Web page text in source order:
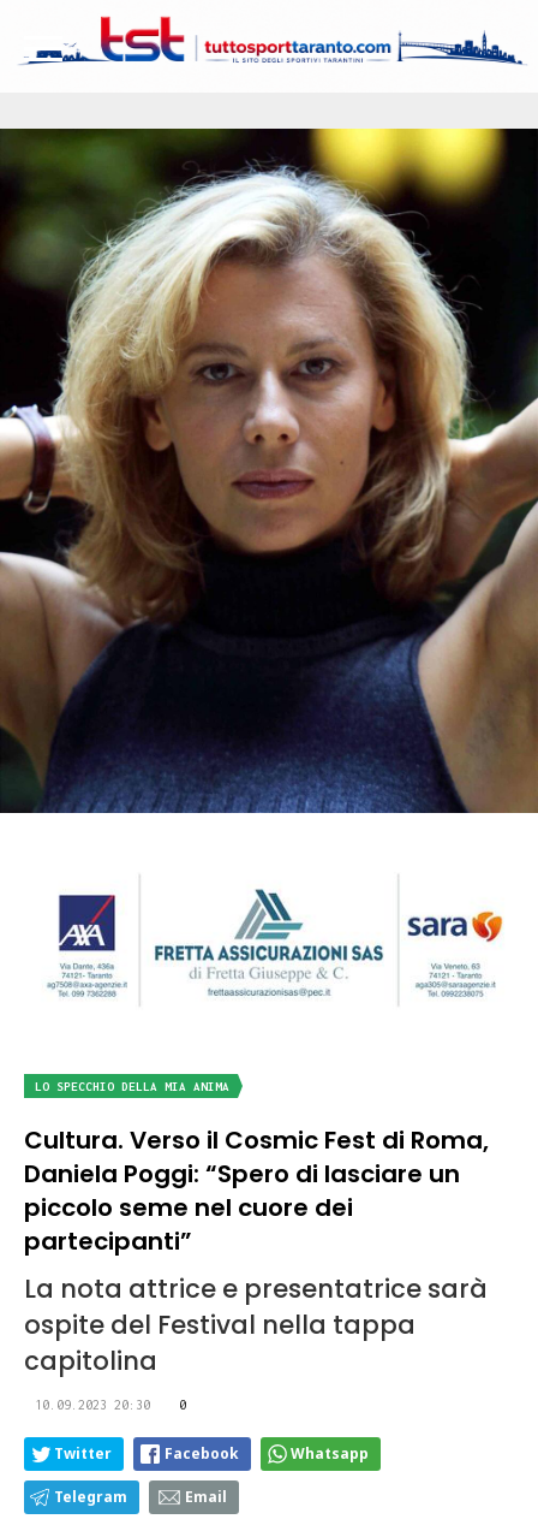
LO SPECCHIO DELLA MIA ANIMA
Cultura. Verso il Cosmic Fest di Roma,
Daniela Poggi: “Spero di lasciare un
piccolo seme nel cuore dei
partecipanti”
La nota attrice e presentatrice sarà
ospite del Festival nella tappa
capitolina
10.09.2023 20:30 0
Twitter Facebook Whatsapp
Telegram Email